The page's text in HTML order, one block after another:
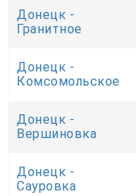
Донецк -
Гранитное
Донецк -
Комсомольское
Донецк -
Вершиновка
Донецк -
Сауровка